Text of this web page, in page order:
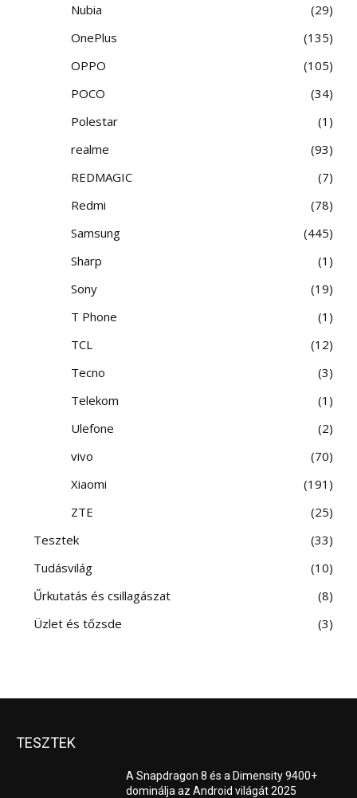
Nubia
29
OnePlus
135
OPPO
105
POCO
34
Polestar
1
realme
93
REDMAGIC
7
Redmi
78
Samsung
445
Sharp
1
Sony
19
T Phone
1
TCL
12
Tecno
3
Telekom
1
Ulefone
2
vivo
70
Xiaomi
191
ZTE
25
Tesztek
33
Tudásvilág
10
Űrkutatás és csillagászat
8
Üzlet és tőzsde
3
TESZTEK
A Snapdragon 8 és a Dimensity 9400+
dominálja az Android világát 2025